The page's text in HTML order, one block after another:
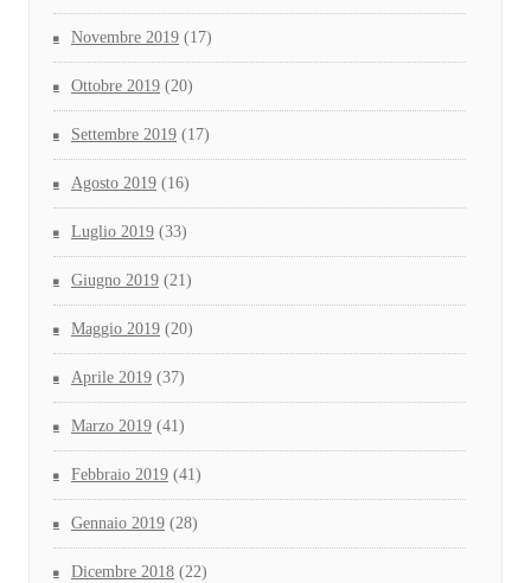
Novembre 2019 (17)
Ottobre 2019 (20)
Settembre 2019 (17)
Agosto 2019 (16)
Luglio 2019 (33)
Giugno 2019 (21)
Maggio 2019 (20)
Aprile 2019 (37)
Marzo 2019 (41)
Febbraio 2019 (41)
Gennaio 2019 (28)
Dicembre 2018 (22)